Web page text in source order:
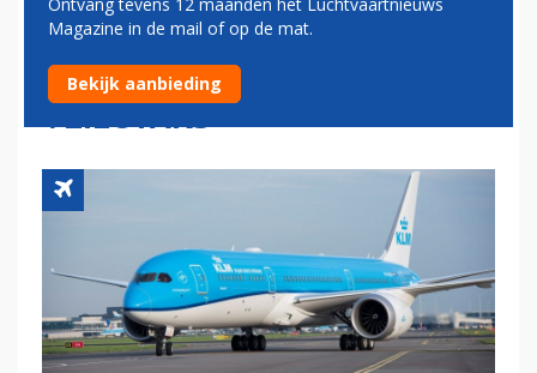
PASSAGIERS KLM GAAN
NIETS MERKEN VAN HOGERE
VLIEGTAKS
Magazine in de mail of op de mat.
Bekijk aanbieding